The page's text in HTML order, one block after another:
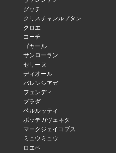
グッチ
クリスチャンルブタン
クロエ
コーチ
ゴヤール
サンローラン
セリーヌ
ディオール
バレンシアガ
フェンディ
プラダ
ベルルッティ
ボッテガヴェネタ
マークジェイコブス
ミュウミュウ
ロエベ